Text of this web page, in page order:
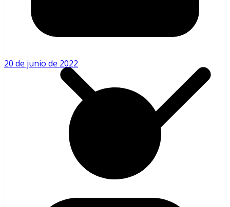
20 de junio de 2022